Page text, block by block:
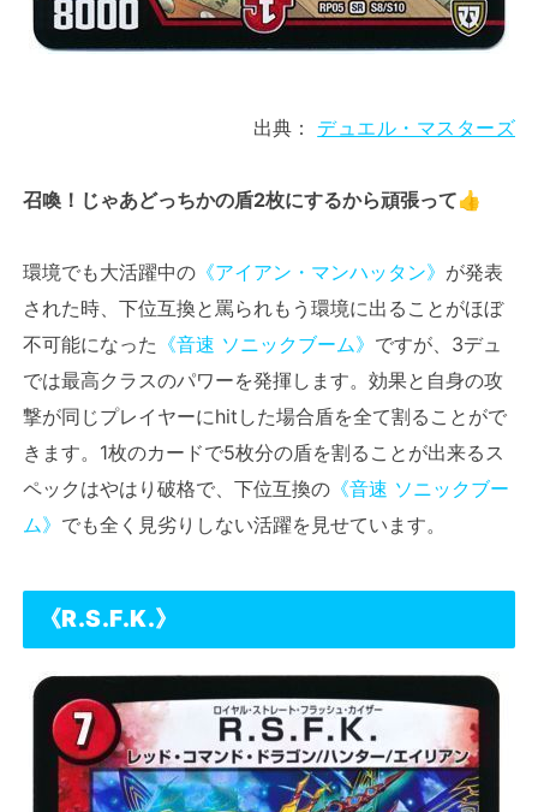
出典： デュエル・マスターズ
召喚！じゃあどっちかの盾2枚にするから頑張って👍
環境でも大活躍中の 《アイアン・マンハッタン》 が発表
された時、下位互換と罵られもう環境に出ることがほぼ
不可能になった 《音速 ソニックブーム》 ですが、3デュ
では最高クラスのパワーを発揮します。効果と自身の攻
撃が同じプレイヤーにhitした場合盾を全て割ることがで
きます。1枚のカードで5枚分の盾を割ることが出来るス
ペックはやはり破格で、下位互換の 《音速 ソニックブー
ム》 でも全く見劣りしない活躍を見せています。
《R.S.F.K.》